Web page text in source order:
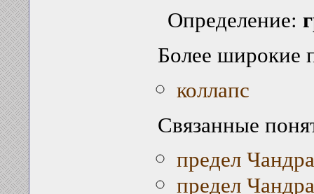
Определение:
Более широкие
коллапс
Связанные
предел
предел